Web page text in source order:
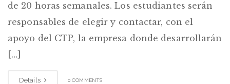
de 20 horas semanales. Los estudiantes serán
responsables de elegir y contactar, con el
apoyo del CTP, la empresa donde desarrollarán
[…]
Details 0 COMMENTS